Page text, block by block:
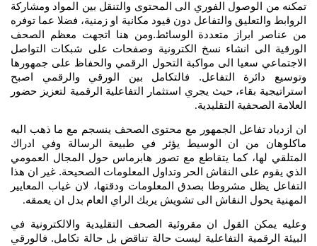
تمكنه من الوصول الفوري الى المحتوى والتنقل بين المواد ومشاركة
الروابط والتعليق والتفاعل دون قيود مكانية او زمنية، فضلا عما توفره
من عناصر ابراز متعددة الوسائط.ومن هنا اتجهت معظم الصحف
الورقية الى انشاء نسخ الكترونية وصفحات على شبكات التواصل
الاجتماعي سعيا الى مواكبة التحول الرقمي والحفاظ على جمهورها
وتوسيع دائرة التفاعل. فالتكامل بين الورقي والرقمي اصبح
استراتيجية بقاء، حيث يجري استثمار التفاعلية الرقمية لتعزيز حضور
العلامة الصحفية التقليدية.
ان ازدياد تفاعل الجمهور مع محتوى الصحف ينسجم مع ما ذهب اليه
ماكلوهان من ان الوسيط يؤثر في طبيعة الرسالة وفي ادراك
المتلقي لها، كما يتقاطع مع تصور هابرماس حول المجال العمومي
الذي يقوم على النقاش الحر وتداول المعلومات الصحيحة. غير ان هذا
التفاعل يظل مشروطا بصدق المعلومات ودقتها، لان غياب المعايير
المهنية يحول النقاش الى تشويش يربك الراي العام بدل ان يعمقه.
وعليه يمكن القول ان مقروئية الصحف التقليدية والالكترونية في
البيئة الرقمية التفاعلية ليست حالة تناقض بل حالة تكامل. فالورقي